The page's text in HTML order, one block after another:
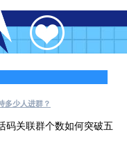
多少人进群？
码关联群个数如何突破五